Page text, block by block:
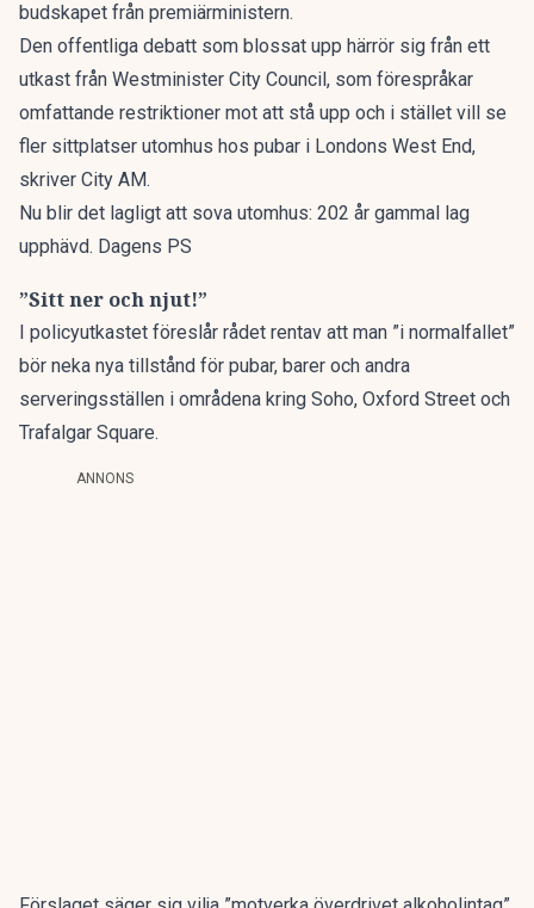
budskapet från premiärministern.
Den offentliga debatt som blossat upp härrör sig från ett
utkast från Westminister City Council, som förespråkar
omfattande restriktioner mot att stå upp och i stället vill se
fler sittplatser utomhus hos pubar i Londons West End,
skriver City AM.
Nu blir det lagligt att sova utomhus: 202 år gammal lag
upphävd. Dagens PS
”Sitt ner och njut!”
I policyutkastet föreslår rådet rentav att man ”i normalfallet”
bör neka nya tillstånd för pubar, barer och andra
serveringsställen i områdena kring Soho, Oxford Street och
Trafalgar Square.
ANNONS